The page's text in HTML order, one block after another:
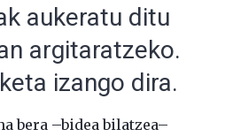
aukeratu ditu
argitaratzeko.
izango dira.
bera –bidea bilatzea–